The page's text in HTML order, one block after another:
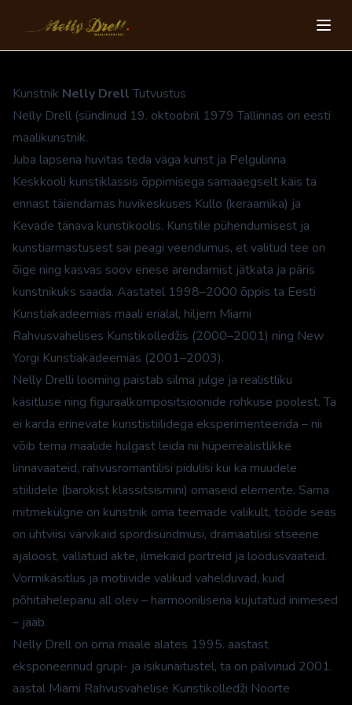
Kunstnik Nelly DrellTutvustus
Nelly Drell (sündinud 19. oktoobril 1979 Tallinnas on eesti
maalikunstnik.
Juba lapsena huvitas teda väga kunst ja Pelgulinna
Keskkooli kunstiklassis õppimisega samaaegselt käis ta
ennast täiendamas huvikeskuses Kullo (keraamika) ja
Kevade tänava kunstikoolis. Kunstile pühendumisest ja
kunstiarmastusest sai peagi veendumus, et valitud tee on
õige ning kasvas soov enese arendamist jätkata ja päris
kunstnikuks saada. Aastatel 1998–2000 õppis ta Eesti
Kunstiakadeemias maali erialal, hiljem Miami
Rahvusvahelises Kunstikolledžis (2000–2001) ning New
Yorgi Kunstiakadeemias (2001–2003).
Nelly Drelli looming paistab silma julge ja realistliku
käsitluse ning figuraalkompositsioonide rohkuse poolest. Ta
ei karda erinevate kunstistiilidega eksperimenteerida – nii
võib tema maalide hulgast leida nii hüperrealistlikke
linnavaateid, rahvusromantilisi pidulisi kui ka muudele
stiilidele (barokist klassitsismini) omaseid elemente. Sama
mitmekülgne on kunstnik oma teemade valikult, tööde seas
on ühtviisi värvikaid spordisündmusi, dramaatilisi stseene
ajaloost, vallatuid akte, ilmekaid portreid ja loodusvaateid.
Vormikäsitlus ja motiivide valikud vahelduvad, kuid
põhitähelepanu all olev – harmoonilisena kujutatud inimesed
– jääb.
Nelly Drell on oma maale alates 1995. aastast
eksponeerinud grupi- ja isikunäitustel, ta on pälvinud 2001.
aastal Miami Rahvusvahelise Kunstikolledži Noorte